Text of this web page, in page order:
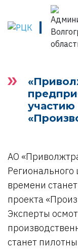
участию
АО
времени
проекта
Эксперты
станет